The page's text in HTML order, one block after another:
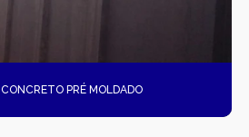
CONCRETO PRÉ MOLDADO